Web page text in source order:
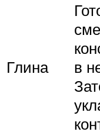
Глина
в